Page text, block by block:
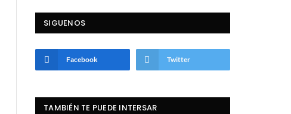
SIGUENOS
Facebook Twitter
TAMBIÉN TE PUEDE INTERSAR